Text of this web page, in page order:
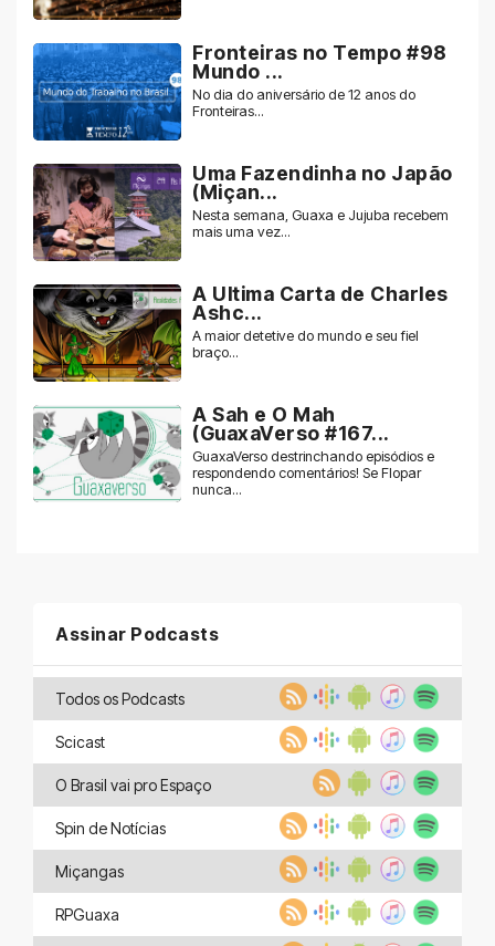
Fronteiras no Tempo #98
Mundo ...
No dia do aniversário de 12 anos do
Fronteiras...
Uma Fazendinha no Japão
(Miçan...
Nesta semana, Guaxa e Jujuba recebem
mais uma vez...
A Ultima Carta de Charles
Ashc...
A maior detetive do mundo e seu fiel
braço...
A Sah e O Mah
(GuaxaVerso #167...
GuaxaVerso destrinchando episódios e
respondendo comentários! Se Flopar
nunca...
Assinar Podcasts
Todos os Podcasts
Scicast
O Brasil vai pro Espaço
Spin de Notícias
Miçangas
RPGuaxa